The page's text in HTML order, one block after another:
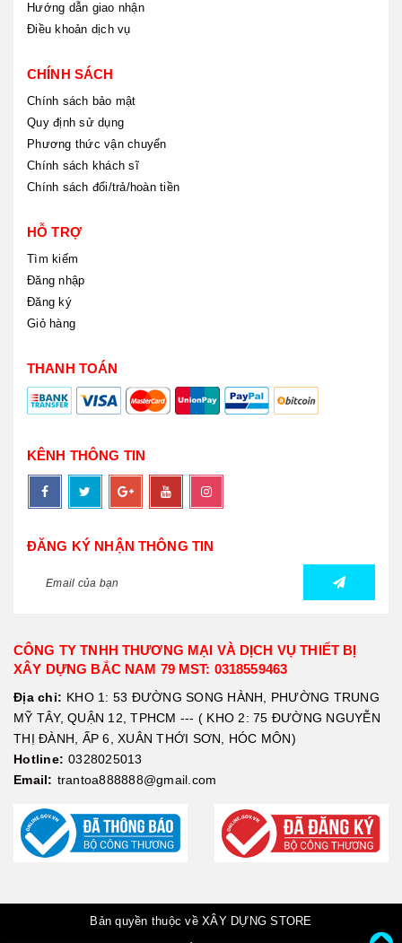
Hướng dẫn giao nhận
Điều khoản dịch vụ
CHÍNH SÁCH
Chính sách bảo mật
Quy định sử dụng
Phương thức vận chuyển
Chính sách khách sĩ
Chính sách đổi/trả/hoàn tiền
HỖ TRỢ
Tìm kiếm
Đăng nhập
Đăng ký
Giỏ hàng
THANH TOÁN
KÊNH THÔNG TIN
ĐĂNG KÝ NHẬN THÔNG TIN
CÔNG TY TNHH THƯƠNG MẠI VÀ DỊCH VỤ THIẾT BỊ
XÂY DỰNG BẮC NAM 79 MST: 0318559463
Địa chỉ: KHO 1: 53 ĐƯỜNG SONG HÀNH, PHƯỜNG TRUNG
MỸ TÂY, QUẬN 12, TPHCM --- ( KHO 2: 75 ĐƯỜNG NGUYỄN
THỊ ĐÀNH, ẤP 6, XUÂN THỚI SƠN, HÓC MÔN)
Hotline: 0328025013
Email: trantoa888888@gmail.com
Bản quyền thuộc về XÂY DỰNG STORE